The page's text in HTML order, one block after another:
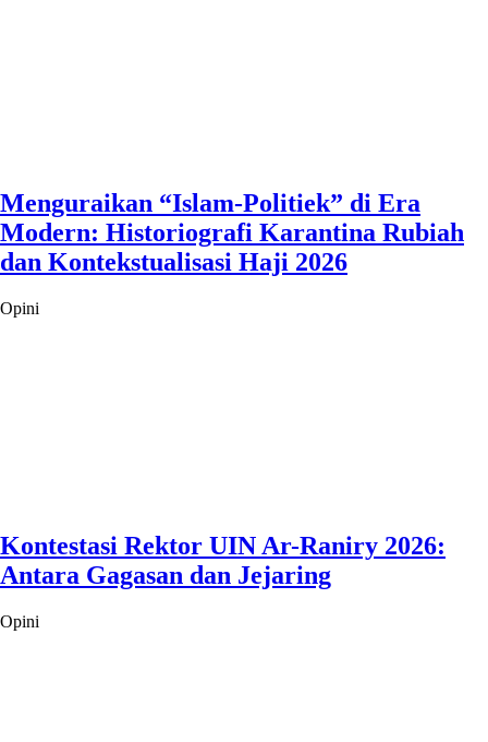
Menguraikan “Islam-Politiek” di Era
Modern: Historiografi Karantina Rubiah
dan Kontekstualisasi Haji 2026
Opini
Kontestasi Rektor UIN Ar-Raniry 2026:
Antara Gagasan dan Jejaring
Opini